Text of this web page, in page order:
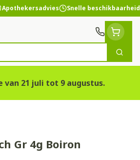
Apothekersadvies Snelle beschikbaarheid
Zoek
van 21 juli tot 9 augustus.
Gr 4g Boiron